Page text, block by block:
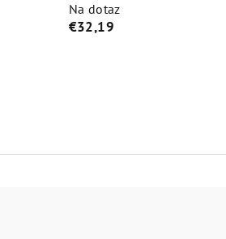
Na dotaz
€32,19